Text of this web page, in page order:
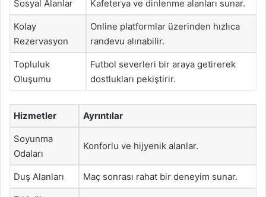
Sosyal Alanlar Kafeterya ve dinlenme alanları sunar.
Kolay
Rezervasyon
Online platformlar üzerinden hızlıca
randevu alınabilir.
Topluluk
Oluşumu
Futbol severleri bir araya getirerek
dostlukları pekiştirir.
Hizmetler Ayrıntılar
Soyunma
Odaları
Konforlu ve hijyenik alanlar.
Duş Alanları Maç sonrası rahat bir deneyim sunar.